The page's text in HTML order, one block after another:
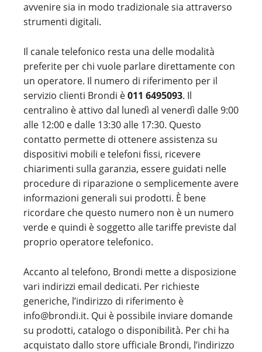
avvenire sia in modo tradizionale sia attraverso
strumenti digitali.
Il canale telefonico resta una delle modalità
preferite per chi vuole parlare direttamente con
un operatore. Il numero di riferimento per il
servizio clienti Brondi è011 6495093. Il
centralino è attivo dal lunedì al venerdì dalle 9:00
alle 12:00 e dalle 13:30 alle 17:30. Questo
contatto permette di ottenere assistenza su
dispositivi mobili e telefoni fissi, ricevere
chiarimenti sulla garanzia, essere guidati nelle
procedure di riparazione o semplicemente avere
informazioni generali sui prodotti. È bene
ricordare che questo numero non è un numero
verde e quindi è soggetto alle tariffe previste dal
proprio operatore telefonico.
Accanto al telefono, Brondi mette a disposizione
vari indirizzi email dedicati. Per richieste
generiche, l’indirizzo di riferimento è
info@brondi.it. Qui è possibile inviare domande
su prodotti, catalogo o disponibilità. Per chi ha
acquistato dallo store ufficiale Brondi, l’indirizzo